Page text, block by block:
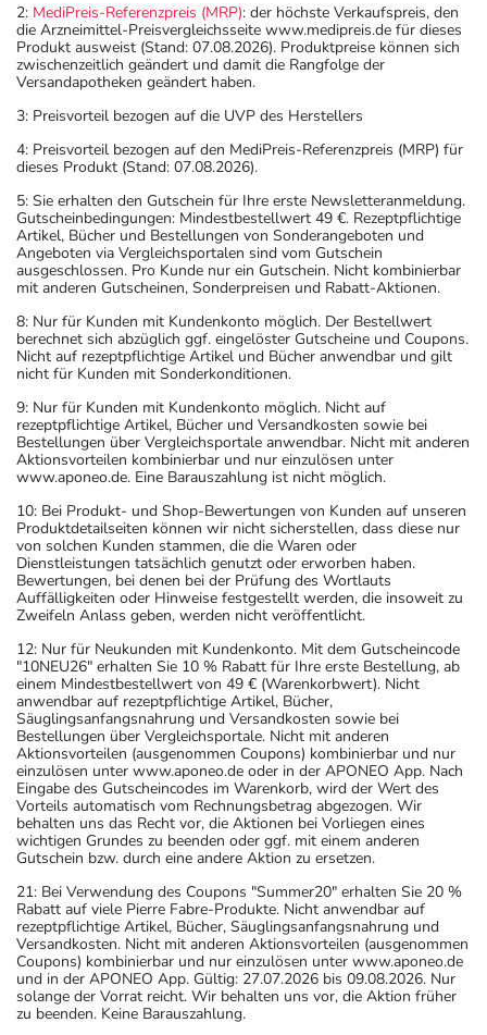
2: MediPreis-Referenzpreis (MRP): der höchste Verkaufspreis, den
die Arzneimittel-Preisvergleichsseite www.medipreis.de für dieses
Produkt ausweist (Stand: 07.08.2026). Produktpreise können sich
zwischenzeitlich geändert und damit die Rangfolge der
Versandapotheken geändert haben.
3: Preisvorteil bezogen auf die UVP des Herstellers
4: Preisvorteil bezogen auf den MediPreis-Referenzpreis (MRP) für
dieses Produkt (Stand: 07.08.2026).
5: Sie erhalten den Gutschein für Ihre erste Newsletteranmeldung.
Gutscheinbedingungen: Mindestbestellwert 49 €. Rezeptpflichtige
Artikel, Bücher und Bestellungen von Sonderangeboten und
Angeboten via Vergleichsportalen sind vom Gutschein
ausgeschlossen. Pro Kunde nur ein Gutschein. Nicht kombinierbar
mit anderen Gutscheinen, Sonderpreisen und Rabatt-Aktionen.
8: Nur für Kunden mit Kundenkonto möglich. Der Bestellwert
berechnet sich abzüglich ggf. eingelöster Gutscheine und Coupons.
Nicht auf rezeptpflichtige Artikel und Bücher anwendbar und gilt
nicht für Kunden mit Sonderkonditionen.
9: Nur für Kunden mit Kundenkonto möglich. Nicht auf
rezeptpflichtige Artikel, Bücher und Versandkosten sowie bei
Bestellungen über Vergleichsportale anwendbar. Nicht mit anderen
Aktionsvorteilen kombinierbar und nur einzulösen unter
www.aponeo.de. Eine Barauszahlung ist nicht möglich.
10: Bei Produkt- und Shop-Bewertungen von Kunden auf unseren
Produktdetailseiten können wir nicht sicherstellen, dass diese nur
von solchen Kunden stammen, die die Waren oder
Dienstleistungen tatsächlich genutzt oder erworben haben.
Bewertungen, bei denen bei der Prüfung des Wortlauts
Auffälligkeiten oder Hinweise festgestellt werden, die insoweit zu
Zweifeln Anlass geben, werden nicht veröffentlicht.
12: Nur für Neukunden mit Kundenkonto. Mit dem Gutscheincode
"10NEU26" erhalten Sie 10 % Rabatt für Ihre erste Bestellung, ab
einem Mindestbestellwert von 49 € (Warenkorbwert). Nicht
anwendbar auf rezeptpflichtige Artikel, Bücher,
Säuglingsanfangsnahrung und Versandkosten sowie bei
Bestellungen über Vergleichsportale. Nicht mit anderen
Aktionsvorteilen (ausgenommen Coupons) kombinierbar und nur
einzulösen unter www.aponeo.de oder in der APONEO App. Nach
Eingabe des Gutscheincodes im Warenkorb, wird der Wert des
Vorteils automatisch vom Rechnungsbetrag abgezogen. Wir
behalten uns das Recht vor, die Aktionen bei Vorliegen eines
wichtigen Grundes zu beenden oder ggf. mit einem anderen
Gutschein bzw. durch eine andere Aktion zu ersetzen.
21: Bei Verwendung des Coupons "Summer20" erhalten Sie 20 %
Rabatt auf viele Pierre Fabre-Produkte. Nicht anwendbar auf
rezeptpflichtige Artikel, Bücher, Säuglingsanfangsnahrung und
Versandkosten. Nicht mit anderen Aktionsvorteilen (ausgenommen
Coupons) kombinierbar und nur einzulösen unter www.aponeo.de
und in der APONEO App. Gültig: 27.07.2026 bis 09.08.2026. Nur
solange der Vorrat reicht. Wir behalten uns vor, die Aktion früher
zu beenden. Keine Barauszahlung.